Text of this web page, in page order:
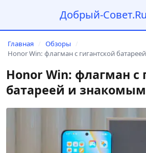
Добрый-Совет.Ru
Главная / Обзоры /
Honor Win: флагман с гигантской
Honor Win: флагман с
батареей и